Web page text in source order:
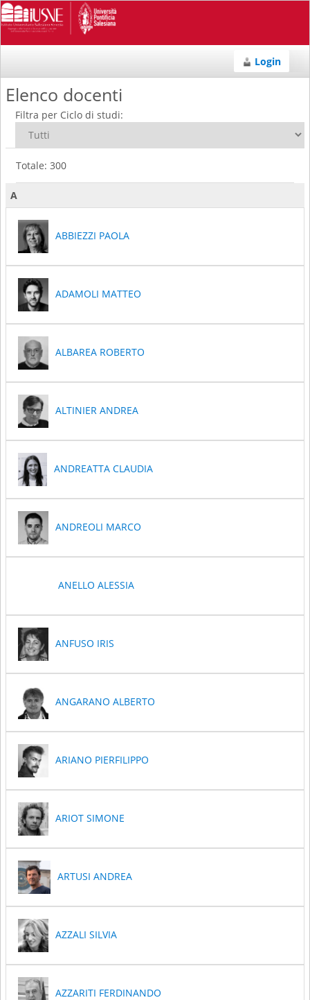
Login
Elenco docenti
Filtra per Ciclo di studi:
Totale: 300
A
ABBIEZZI PAOLA
ADAMOLI MATTEO
ALBAREA ROBERTO
ALTINIER ANDREA
ANDREATTA CLAUDIA
ANDREOLI MARCO
ANELLO ALESSIA
ANFUSO IRIS
ANGARANO ALBERTO
ARIANO PIERFILIPPO
ARIOT SIMONE
ARTUSI ANDREA
AZZALI SILVIA
AZZARITI FERDINANDO